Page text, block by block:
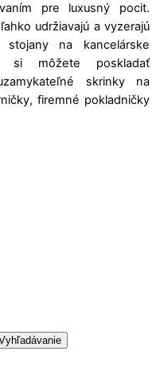
pre luxusný pocit.
udržiavajú a vyzerajú
na kancelárske
si môžete poskladať
skrinky na
firemné pokladničky